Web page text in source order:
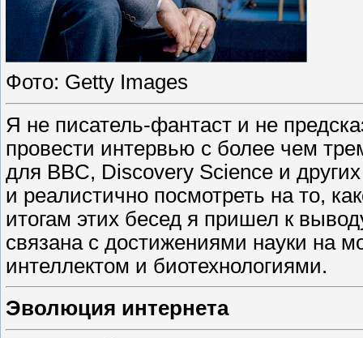
Фото: Getty Images
Я не писатель-фантаст и не
провести интервью с более чем
для BBC, Discovery Science и
и реалистично посмотреть на то,
итогам этих бесед я пришел к
связана с достижениями науки на
интеллектом и биотехнологиями.
Эволюция интернета